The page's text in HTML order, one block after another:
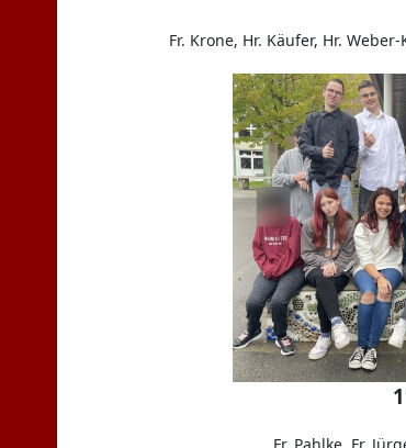
Fr. Krone, Hr. Käufer, Hr.
Fr. Pahlke, Fr.